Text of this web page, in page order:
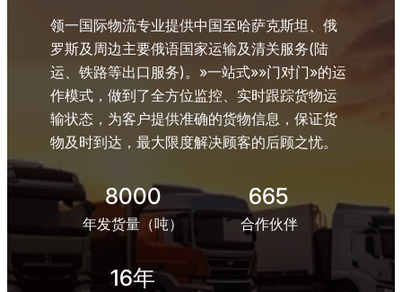
领一国际物流专业提供中国至哈萨克斯坦、俄
罗斯及周边主要俄语国家运输及清关服务(陆
运、铁路等出口服务)。»一站式»»门对门»的运
作模式，做到了全方位监控、实时跟踪货物运
输状态，为客户提供准确的货物信息，保证货
物及时到达，最大限度解决顾客的后顾之忧。
8000
年发货量（吨）
665
合作伙伴
16年